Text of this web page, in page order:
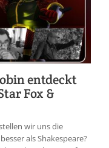
entdeckt
Fox &
wir uns die
als Shakespeare?